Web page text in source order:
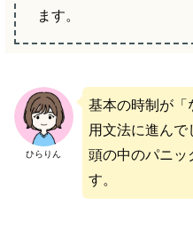
ます。
ひらりん
基本の時制が「
用文法に進んで
頭の中のパニッ
す。